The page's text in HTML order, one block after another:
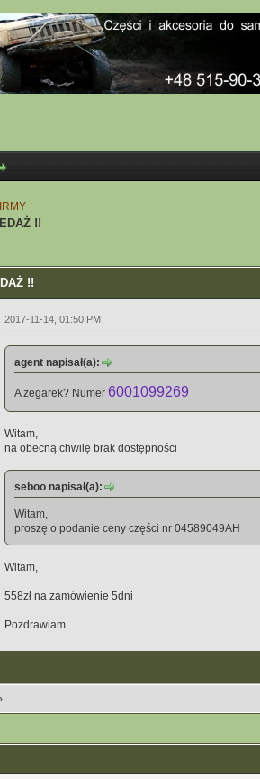
!!
!!
2017-11-14, 01:50 PM
agent napisał(a):
A zegarek? Numer6001099269
Witam,
na obecną chwilę brak dostępności
seboo napisał(a):
Witam,
proszę o podanie ceny części nr 04589049AH
Witam,
558zł na zamówienie 5dni
Pozdrawiam.